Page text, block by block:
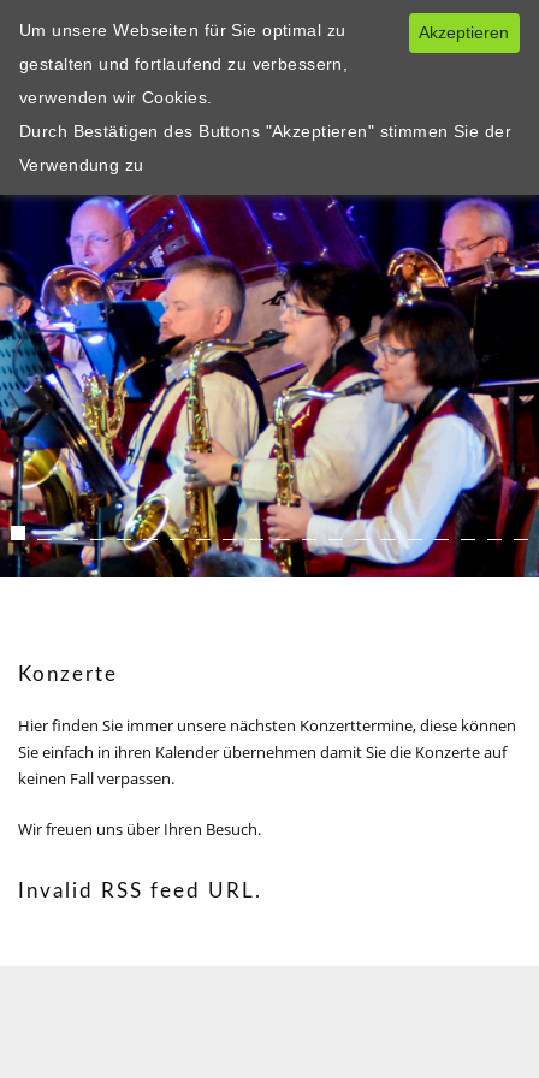
Konzerte
Hier finden Sie immer unsere nächsten Konzerttermine, diese können
Sie einfach in ihren Kalender übernehmen damit Sie die Konzerte auf
keinen Fall verpassen.
Wir freuen uns über Ihren Besuch.
Invalid RSS feed URL.
Akzeptieren
Um unsere Webseiten für Sie optimal zu
gestalten und fortlaufend zu verbessern,
verwenden wir Cookies.
Durch Bestätigen des Buttons "Akzeptieren" stimmen Sie der
Verwendung zu